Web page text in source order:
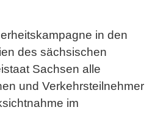
in den
des sächsischen
Sachsen alle
und Verkehrsteilnehmer
im